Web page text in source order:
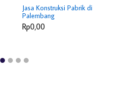
Jasa Konstruksi Pabrik di
Palembang
Rp0,00